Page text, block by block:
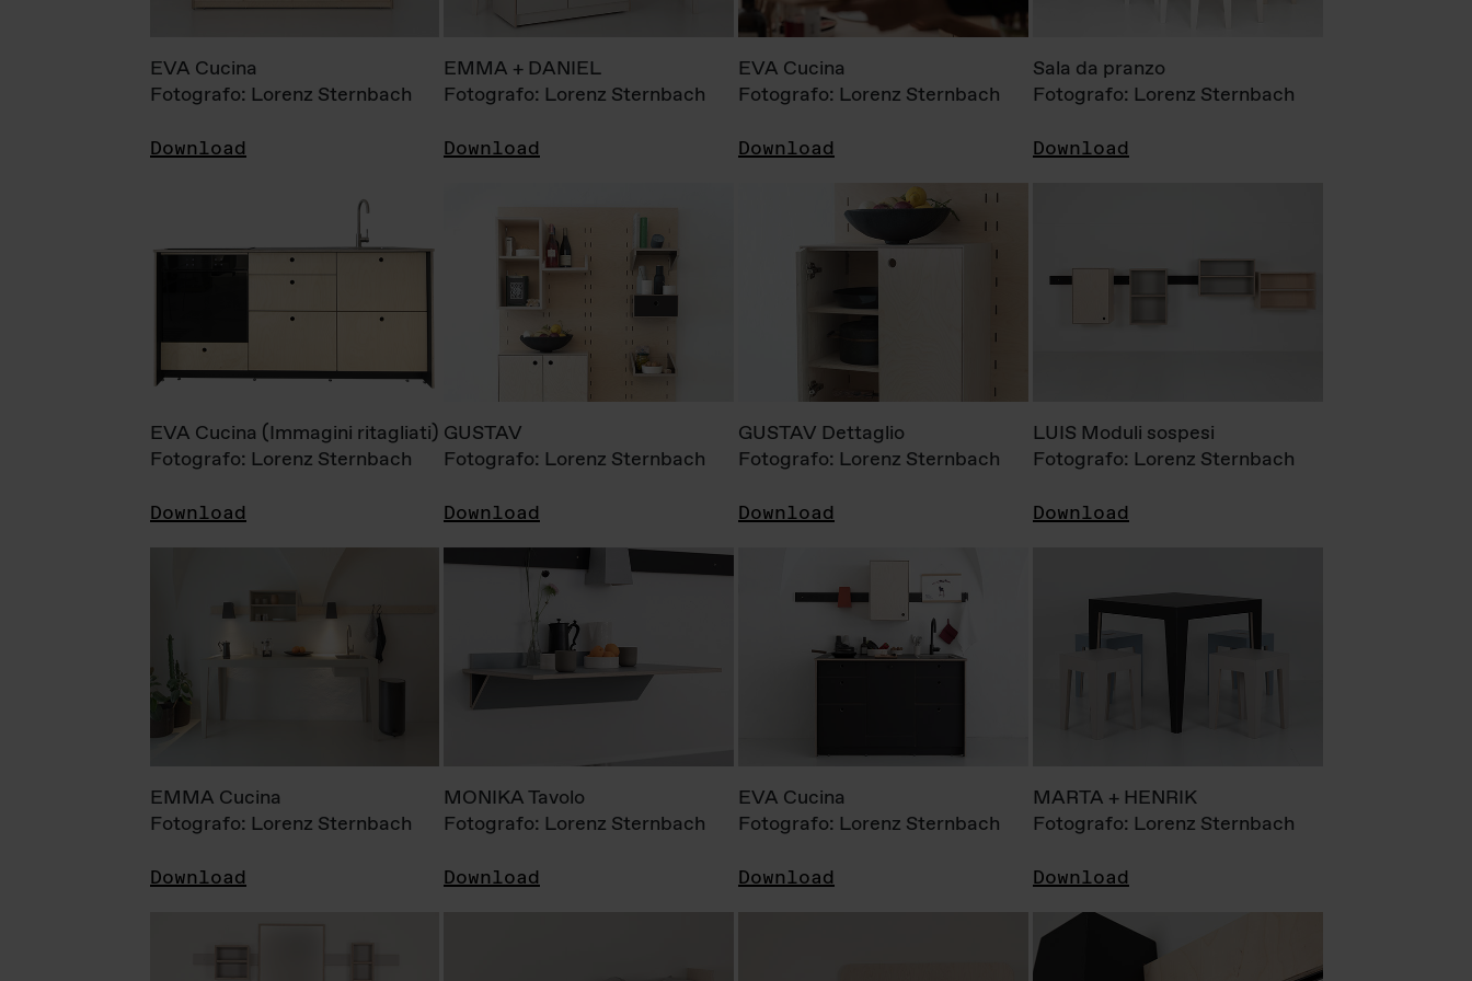
EVA Cucina
Fotografo: Lorenz Sternbach
Download
EMMA + DANIEL
Fotografo: Lorenz Sternbach
Download
EVA Cucina
Fotografo: Lorenz Sternbach
Download
Sala da pranzo
Fotografo: Lorenz Sternbach
Download
EVA Cucina (Immagini ritagliati)
Fotografo: Lorenz Sternbach
Download
GUSTAV
Fotografo: Lorenz Sternbach
Download
GUSTAV Dettaglio
Fotografo: Lorenz Sternbach
Download
LUIS Moduli sospesi
Fotografo: Lorenz Sternbach
Download
EMMA Cucina
Fotografo: Lorenz Sternbach
Download
MONIKA Tavolo
Fotografo: Lorenz Sternbach
Download
EVA Cucina
Fotografo: Lorenz Sternbach
Download
MARTA + HENRIK
Fotografo: Lorenz Sternbach
Download